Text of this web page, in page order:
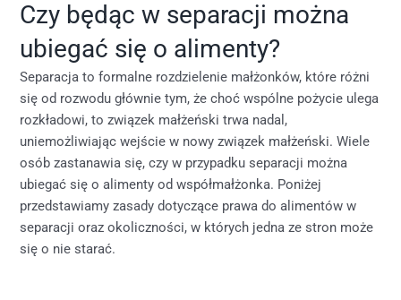
Czy będąc w separacji można
ubiegać się o alimenty?
Separacja to formalne rozdzielenie małżonków, które różni
się od rozwodu głównie tym, że choć wspólne pożycie ulega
rozkładowi, to związek małżeński trwa nadal,
uniemożliwiając wejście w nowy związek małżeński. Wiele
osób zastanawia się, czy w przypadku separacji można
ubiegać się o alimenty od współmałżonka. Poniżej
przedstawiamy zasady dotyczące prawa do alimentów w
separacji oraz okoliczności, w których jedna ze stron może
się o nie starać.